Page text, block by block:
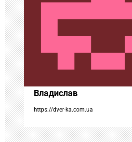
п
о
з
а
п
и
Владислав
https://dver-ka.com.ua